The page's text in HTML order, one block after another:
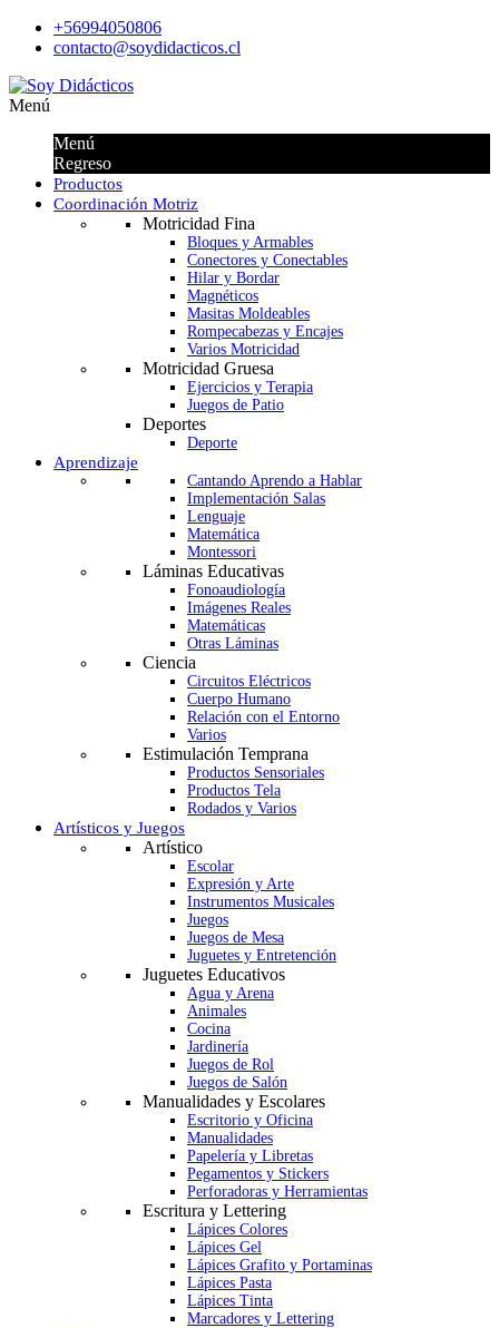
+56994050806
contacto@soydidacticos.cl
Menú
Menú
Regreso
Productos
Coordinación Motriz
Motricidad Fina
Bloques y Armables
Conectores y Conectables
Hilar y Bordar
Magnéticos
Masitas Moldeables
Rompecabezas y Encajes
Varios Motricidad
Motricidad Gruesa
Ejercicios y Terapia
Juegos de Patio
Deportes
Deporte
Aprendizaje
Cantando Aprendo a Hablar
Implementación Salas
Lenguaje
Matemática
Montessori
Láminas Educativas
Fonoaudiología
Imágenes Reales
Matemáticas
Otras Láminas
Ciencia
Circuitos Eléctricos
Cuerpo Humano
Relación con el Entorno
Varios
Estimulación Temprana
Productos Sensoriales
Productos Tela
Rodados y Varios
Artísticos y Juegos
Artístico
Escolar
Expresión y Arte
Instrumentos Musicales
Juegos
Juegos de Mesa
Juguetes y Entretención
Juguetes Educativos
Agua y Arena
Animales
Cocina
Jardinería
Juegos de Rol
Juegos de Salón
Manualidades y Escolares
Escritorio y Oficina
Manualidades
Papelería y Libretas
Pegamentos y Stickers
Perforadoras y Herramientas
Escritura y Lettering
Lápices Colores
Lápices Gel
Lápices Grafito y Portaminas
Lápices Pasta
Lápices Tinta
Marcadores y Lettering